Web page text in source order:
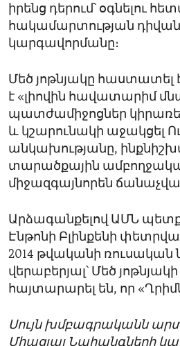
իրենց դերում՝ օգնելու
հակամարտության
կարգավորմանը։
Մեծ յոթնյակը հաստատել
է «լիովին հավատարիմ
պատժամիջոցներ
և կշարունակի աջակցել
անկախությանը,
տարածքային
միջազգայնորեն
Արձագանքելով ԱՄՆ
Էնթոնի Բլինքենի
2014 թվականի ռուսական
վերաբերյալ՝ Մեծ
հայտարարել են, որ
Սույն խմբագրականն
Միացյալ Նահանգների